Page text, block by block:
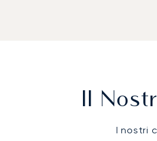
Il
I nostri